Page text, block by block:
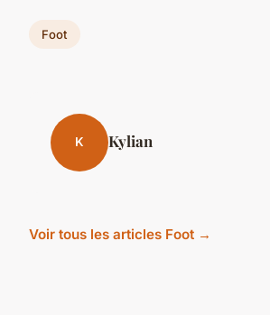
Foot
K Kylian
Voir tous les articles Foot →